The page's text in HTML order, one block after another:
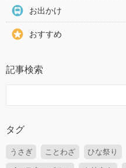
お出かけ
おすすめ
記事検索
タグ
うさぎ ことわざ ひな祭り